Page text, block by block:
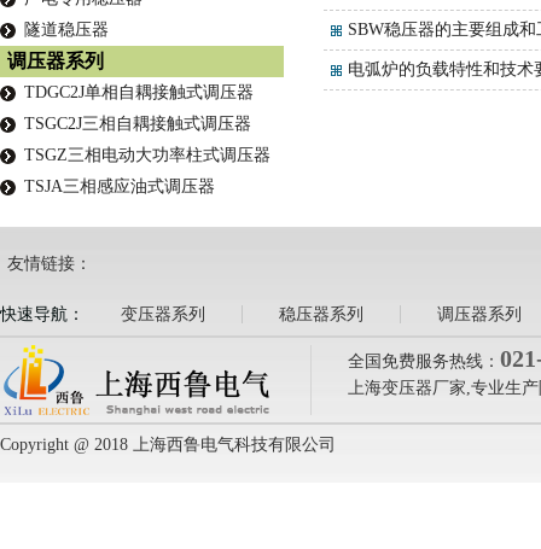
SBW稳压器的主要组成
电弧炉的负载特性和技术
隧道稳压器
调压器系列
TDGC2J单相自耦接触式调压器
TSGC2J三相自耦接触式调压器
TSGZ三相电动大功率柱式调压器
TSJA三相感应油式调压器
友情链接：
快速导航： 变压器系列 稳压器系列 调压器系列
全国免费服务热线：
上海变压器厂家,专业生
Copyright @ 2018 上海西鲁电气科技有限公司